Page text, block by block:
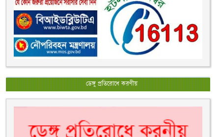
ডেঙ্গু প্রতিরোধে করণীয়